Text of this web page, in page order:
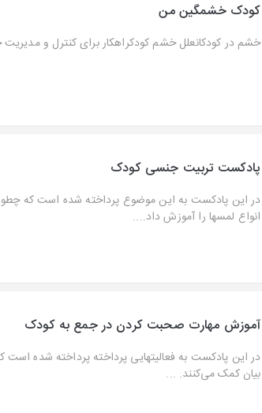
کودک خشمگین من
خشم در کودکانعلل خشم کودکراهکار برای کنترل و
پادکست تربیت جنسی کودک
در این پادکست به این موضوع پرداخته شده است که
انواع لمسها را آموزش داد....
آموزش مهارت صحبت کردن در جمع به کودک
در این پادکست به فعالیتهایی پرداخته پرداخته شده
بیان کمک می‌کنند. ...